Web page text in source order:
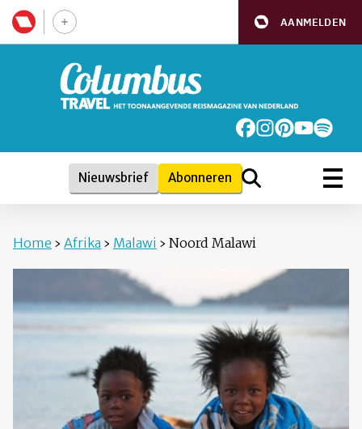
AANMELDEN
Nieuwsbrief Abonneren
Home › Afrika › Malawi › Noord Malawi